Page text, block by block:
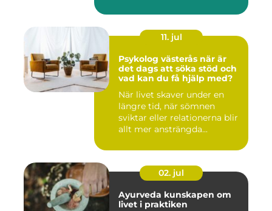
11. jul
Psykolog västerås när är
det dags att söka stöd och
vad kan du få hjälp med?
När livet skaver under en
längre tid, när sömnen
sviktar eller relationerna blir
allt mer ansträngda...
02. jul
Ayurveda kunskapen om
livet i praktiken